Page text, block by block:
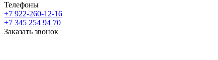
Телефоны
+7 922-260-12-16
+7 345 254 94 70
Заказать звонок